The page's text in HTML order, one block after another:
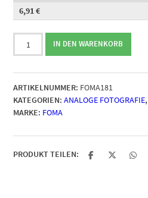
6,91€
Ortho
Schwarzweißfilm,
120
Menge
IN DEN WARENKORB
ARTIKELNUMMER: FOMA181
KATEGORIEN: ANALOGE FOTOGRAFIE,
MARKE: FOMA
PRODUKT TEILEN: